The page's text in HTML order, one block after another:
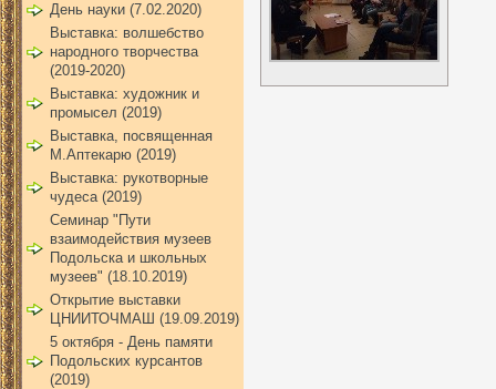
День науки (7.02.2020)
Выставка: волшебство
народного творчества
(2019-2020)
Выставка: художник и
промысел (2019)
Выставка, посвященная
М.Аптекарю (2019)
Выставка: рукотворные
чудеса (2019)
Семинар "Пути
взаимодействия музеев
Подольска и школьных
музеев" (18.10.2019)
Открытие выставки
ЦНИИТОЧМАШ (19.09.2019)
5 октября - День памяти
Подольских курсантов
(2019)